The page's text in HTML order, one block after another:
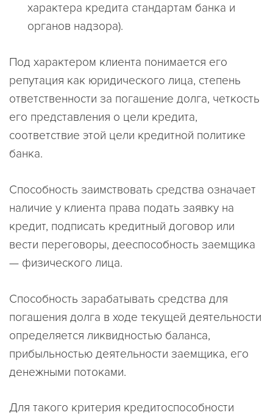
характера кредита стандартам банка и
органов надзора).
Под характером клиента понимается его
репутация как юридического лица, степень
ответственности за погашение долга, четкость
его представления о цели кредита,
соответствие этой цели кредитной политике
банка.
Способность заимствовать средства означает
наличие у клиента права подать заявку на
кредит, подписать кредитный договор или
вести переговоры, дееспособность заемщика
— физического лица.
Способность зарабатывать средства для
погашения долга в ходе текущей деятельности
определяется ликвидностью баланса,
прибыльностью деятельности заемщика, его
денежными потоками.
Для такого критерия кредитоспособности